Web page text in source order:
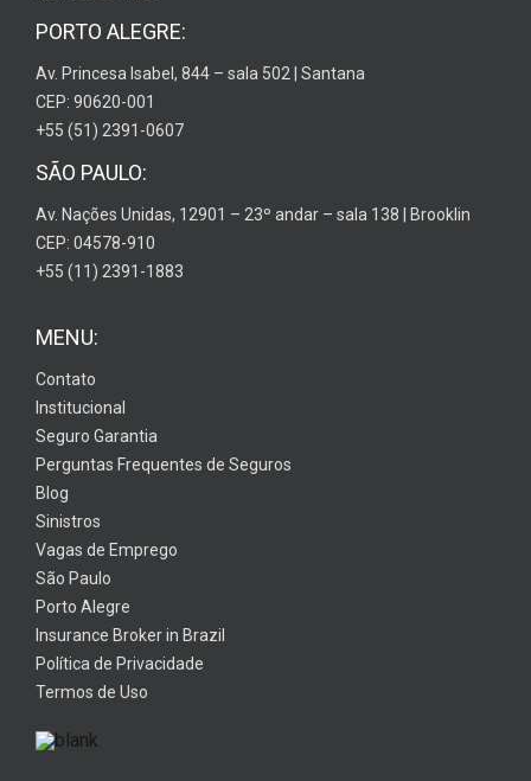
PORTO ALEGRE:
Av. Princesa Isabel, 844 – sala 502 | Santana
CEP: 90620-001
+55 (51) 2391-0607
SÃO PAULO:
Av. Nações Unidas, 12901 – 23º andar – sala 138 | Brooklin
CEP: 04578-910
+55 (11) 2391-1883
MENU:
Contato
Institucional
Seguro Garantia
Perguntas Frequentes de Seguros
Blog
Sinistros
Vagas de Emprego
São Paulo
Porto Alegre
Insurance Broker in Brazil
Política de Privacidade
Termos de Uso